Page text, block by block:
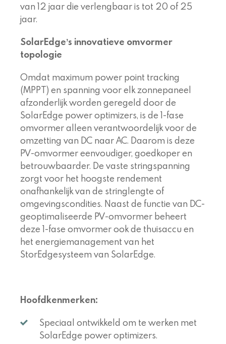
van 12 jaar die verlengbaar is tot 20 of 25
jaar.
SolarEdgeʼs innovatieve omvormer
topologie
Omdat maximum power point tracking
(MPPT) en spanning voor elk zonnepaneel
afzonderlijk worden geregeld door de
SolarEdge power optimizers, is de 1-fase
omvormer alleen verantwoordelijk voor de
omzetting van DC naar AC. Daarom is deze
PV-omvormer eenvoudiger, goedkoper en
betrouwbaarder. De vaste stringspanning
zorgt voor het hoogste rendement
onafhankelijk van de stringlengte of
omgevingscondities. Naast de functie van DC-
geoptimaliseerde PV-omvormer beheert
deze 1-fase omvormer ook de thuisaccu en
het energiemanagement van het
StorEdgesysteem van SolarEdge.
Hoofdkenmerken:
Speciaal ontwikkeld om te werken met
SolarEdge power optimizers.